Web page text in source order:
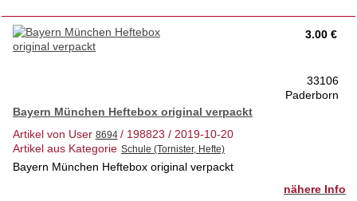
- schwarz, mit Klett fürs Rad. € 1,-
Alles ist natürlich benutzt. Die Flaschen haben leichte
und die Hüllen gewaschen!
Zahlung gern per Paypal; Versand erfolgt unverzüglich.
3.00 €
33106
Paderborn
Bayern München Heftebox original verpackt
Artikel von User
/ 198823 / 2019-10-20
Artikel aus Kategorie
Bayern München Heftebox original verpackt
nähere Info